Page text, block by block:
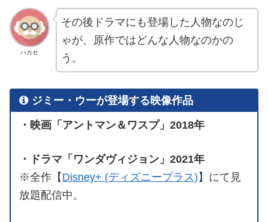
ハカセ
その後ドラマにも登場した人物なのじ
ゃが、原作ではどんな人物なのかの
う。
ジミー・ウーが登場する映像作品
・映画「アントマン＆ワスプ」2018年
・ドラマ「ワンダヴィジョン」2021年
※全作【 Disney+ (ディズニープラス) 】にて見
放題配信中。